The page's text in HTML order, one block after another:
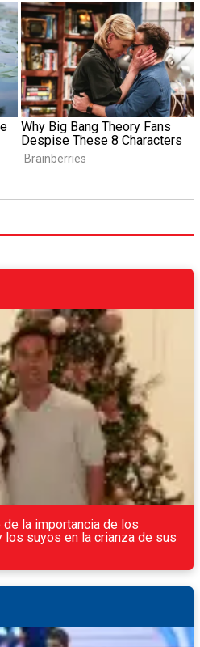
la importancia de los
suyos en la crianza de sus